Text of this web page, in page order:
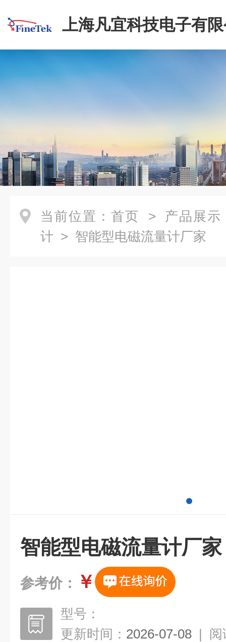
上海凡宜科技电子有
当前位置： 首页 > 产品展示
计 > 智能型电磁流量计厂家
智能型电磁流量计厂家
参考价： ￥
型号：
更新时间： 2026-07-08 | 阅